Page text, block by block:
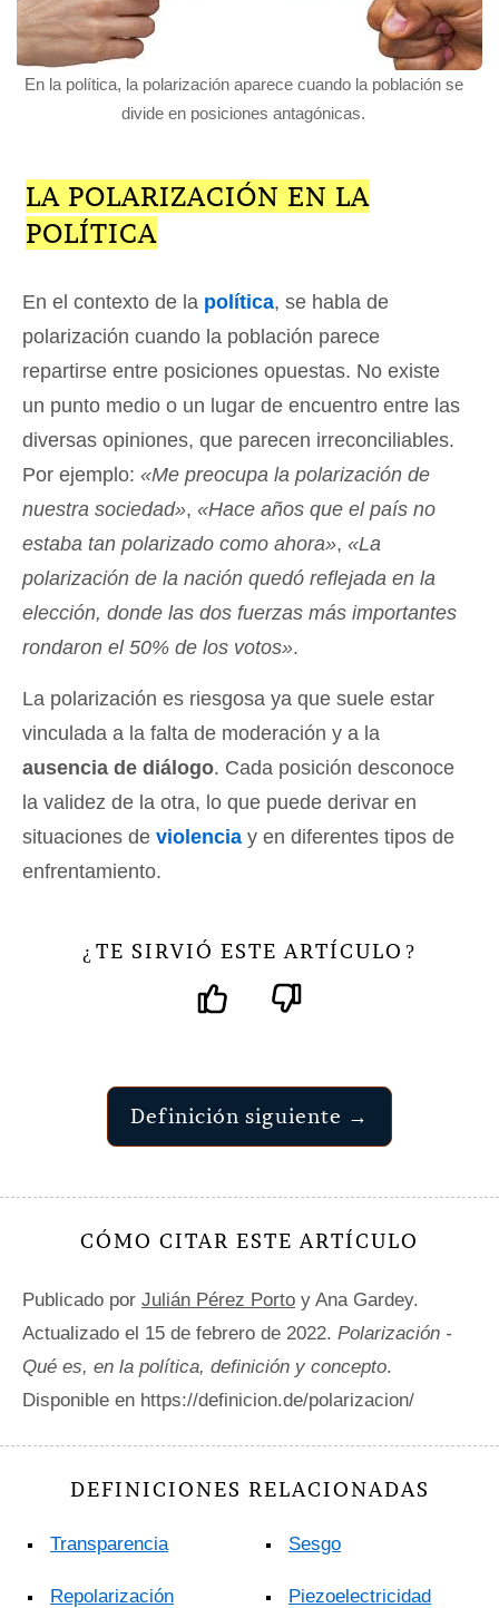
En la política, la polarización aparece cuando la población se
divide en posiciones antagónicas.
LA POLARIZACIÓN EN LA
POLÍTICA
En el contexto de la política, se habla de
polarización cuando la población parece
repartirse entre posiciones opuestas. No existe
un punto medio o un lugar de encuentro entre las
diversas opiniones, que parecen irreconciliables.
Por ejemplo: «Me preocupa la polarización de
nuestra sociedad», «Hace años que el país no
estaba tan polarizado como ahora», «La
polarización de la nación quedó reflejada en la
elección, donde las dos fuerzas más importantes
rondaron el 50% de los votos».
La polarización es riesgosa ya que suele estar
vinculada a la falta de moderación y a la
ausencia de diálogo. Cada posición desconoce
la validez de la otra, lo que puede derivar en
situaciones de violencia y en diferentes tipos de
enfrentamiento.
¿ TE SIRVIÓ ESTE ARTÍCULO ?
Definición siguiente →
CÓMO CITAR ESTE ARTÍCULO
Publicado por Julián Pérez Porto y Ana Gardey.
Actualizado el 15 de febrero de 2022. Polarización -
Qué es, en la política, definición y concepto.
Disponible en https://definicion.de/polarizacion/
DEFINICIONES RELACIONADAS
Transparencia
Repolarización
Sesgo
Piezoelectricidad